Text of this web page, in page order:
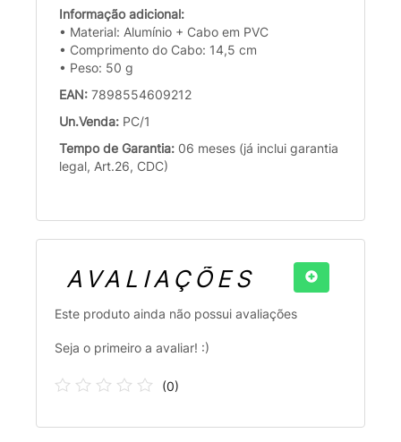
Informação adicional:
• Material: Alumínio + Cabo em PVC
• Comprimento do Cabo: 14,5 cm
• Peso: 50 g
EAN: 7898554609212
Un.Venda: PC/1
Tempo de Garantia: 06 meses (já inclui garantia
legal, Art.26, CDC)
AVALIAÇÕES
Este produto ainda não possui avaliações
Seja o primeiro a avaliar! :)
(0)